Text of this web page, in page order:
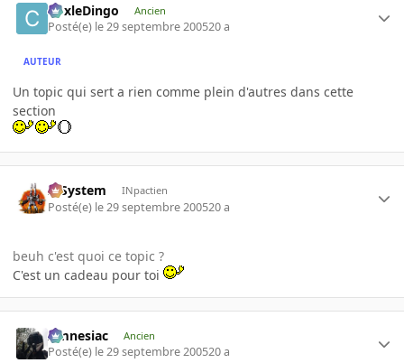
CoxleDingo Ancien
Posté(e) le 29 septembre 200520 a
AUTEUR
Un topic qui sert a rien comme plein d'autres dans cette
section
X-System INpactien
Posté(e) le 29 septembre 200520 a
beuh c'est quoi ce topic ?
C'est un cadeau pour toi
Amnesiac Ancien
Posté(e) le 29 septembre 200520 a